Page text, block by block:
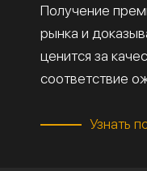
Получение
рынка и
ценится за
соответствие
Узнать